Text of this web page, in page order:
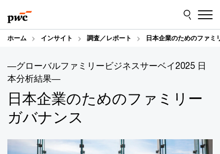
to
content
to
footer
ホーム インサイト 調査／レポート 日本企業のためのファ
―グローバルファミリービジネスサーベイ2025 日
本分析結果―
日本企業のためのファミリー
ガバナンス